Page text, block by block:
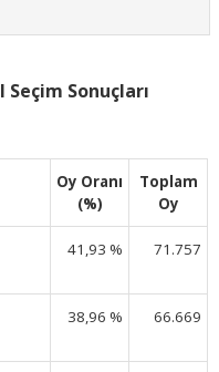
Seçim Sonuçları
Oy Oranı
(%)
Toplam
Oy
41,93 % 71.757
38,96 % 66.669